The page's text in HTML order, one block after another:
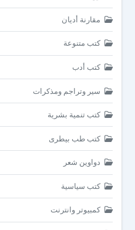
مقارنة أديان
كتب متنوعة
كتب أدب
سير وتراجم ومذكرات
كتب تنمية بشرية
كتب طب بيطرى
دواوين شعر
كتب سياسية
كمبيوتر وانترنت